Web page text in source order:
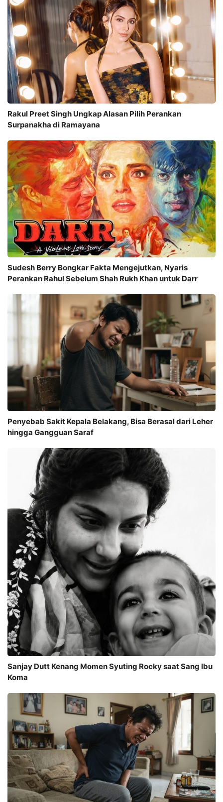
Rakul Preet Singh Ungkap Alasan Pilih Perankan
Surpanakha di Ramayana
Sudesh Berry Bongkar Fakta Mengejutkan, Nyaris
Perankan Rahul Sebelum Shah Rukh Khan untuk Darr
Penyebab Sakit Kepala Belakang, Bisa Berasal dari Leher
hingga Gangguan Saraf
Sanjay Dutt Kenang Momen Syuting Rocky saat Sang Ibu
Koma